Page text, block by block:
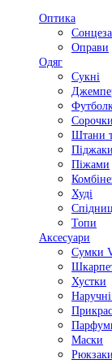
Оптика
Оправи
Одяг
Сукні
Штани
Піжами
Худі
Топи
Аксесуари
Сумки
Хустки
Маски